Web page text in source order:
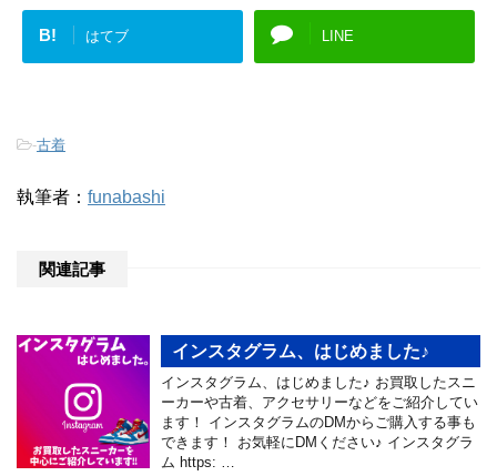
B! はてブ LINE
-古着
執筆者： funabashi
関連記事
インスタグラム、はじめました♪
インスタグラム、はじめました♪ お買取したスニ
ーカーや古着、アクセサリーなどをご紹介してい
ます！ インスタグラムのDMからご購入する事も
できます！ お気軽にDMください♪ インスタグラ
ム https: …